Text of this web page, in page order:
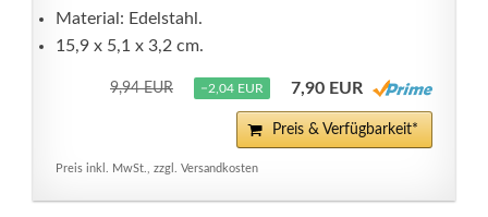
Material: Edelstahl.
15,9 x 5,1 x 3,2 cm.
9,94 EUR −2,04 EUR 7,90 EUR
Preis & Verfügbarkeit*
Preis inkl. MwSt., zzgl. Versandkosten